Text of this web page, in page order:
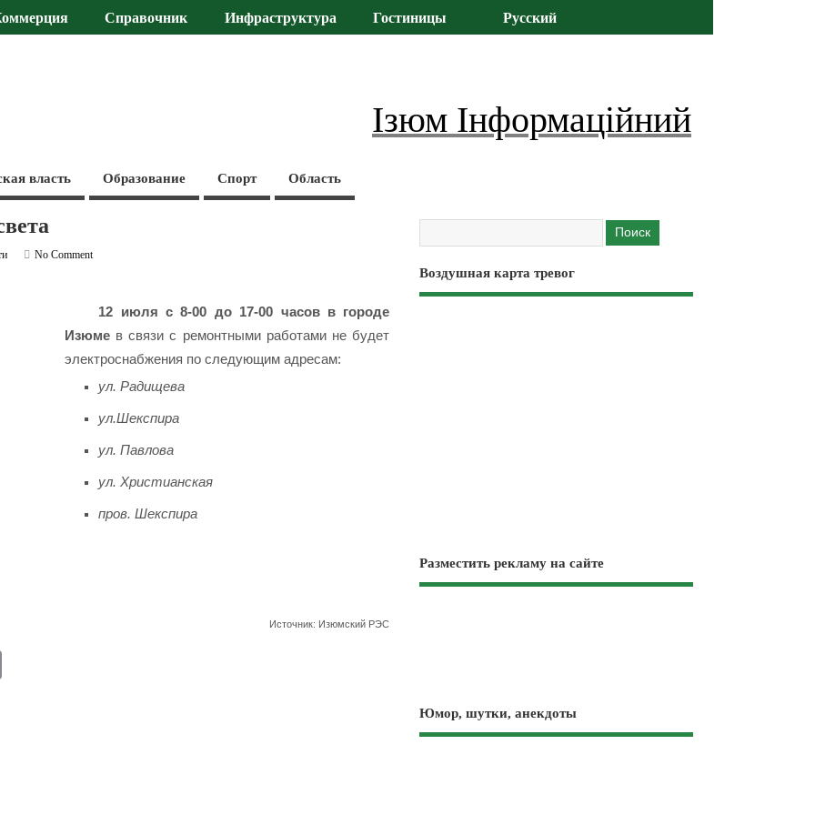
Справочник Инфраструктура Гостиницы Русский
Ізюм Інформаційний
власть Образование Спорт Область
No Comment
12 июля с 8-00 до 17-00 часов в городе
Изюмев связи с ремонтными работами не будет
электроснабжения по следующим адресам:
ул. Радищева
ул.Шекспира
ул. Павлова
ул. Христианская
пров. Шекспира
Источник: Изюмский РЭС
Воздушная карта тревог
Разместить рекламу на сайте
Юмор, шутки, анекдоты